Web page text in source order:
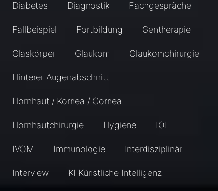
Diabetes Diagnostik Fachgespräche
Fallbeispiel Fortbildung Gentherapie
Glaskörper Glaukom Glaukomchirurgie
Hinterer Augenabschnitt
Hornhaut / Kornea / Cornea
Hornhautchirurgie Hygiene IOL
IVOM Immunologie Interdisziplinär
Interview KI Künstliche Intelligenz